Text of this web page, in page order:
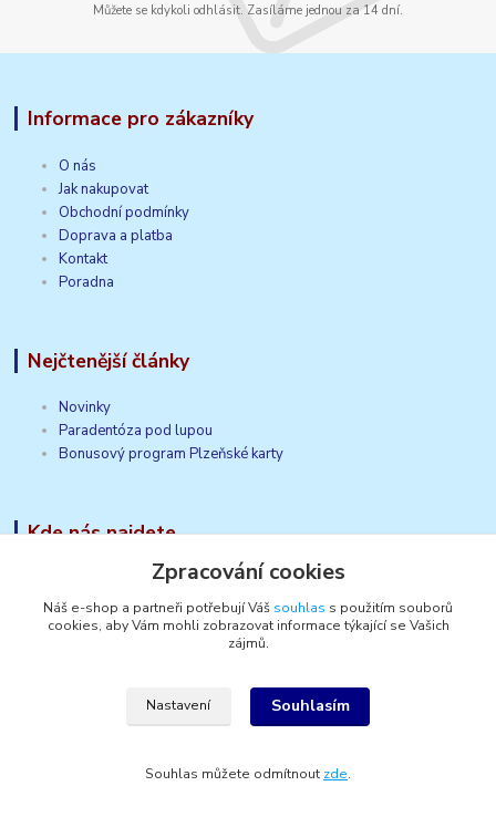
Můžete se kdykoli odhlásit. Zasíláme jednou za 14 dní.
Informace pro zákazníky
O nás
Jak nakupovat
Obchodní podmínky
Doprava a platba
Kontakt
Poradna
Nejčtenější články
Novinky
Paradentóza pod lupou
Bonusový program Plzeňské karty
Kde nás najdete
Dobřanská 137/104
320 12 Plzeň
Zpracování cookies
Náš e-shop a partneři potřebují Váš souhlas s použitím souborů
cookies, aby Vám mohli zobrazovat informace týkající se Vašich
zájmů.
Nastavení Souhlasím
Souhlas můžete odmítnout zde.